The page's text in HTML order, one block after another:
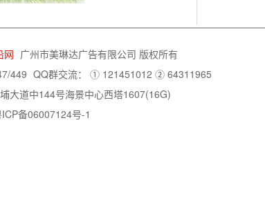
网 广州市美琳达广告有限公司 版权所有
449 QQ群交流： ① 121451012 ② 64311965
大道中144号海景中心西塔1607(16G)
备06007124号-1